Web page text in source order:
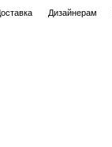
Дизайнерам